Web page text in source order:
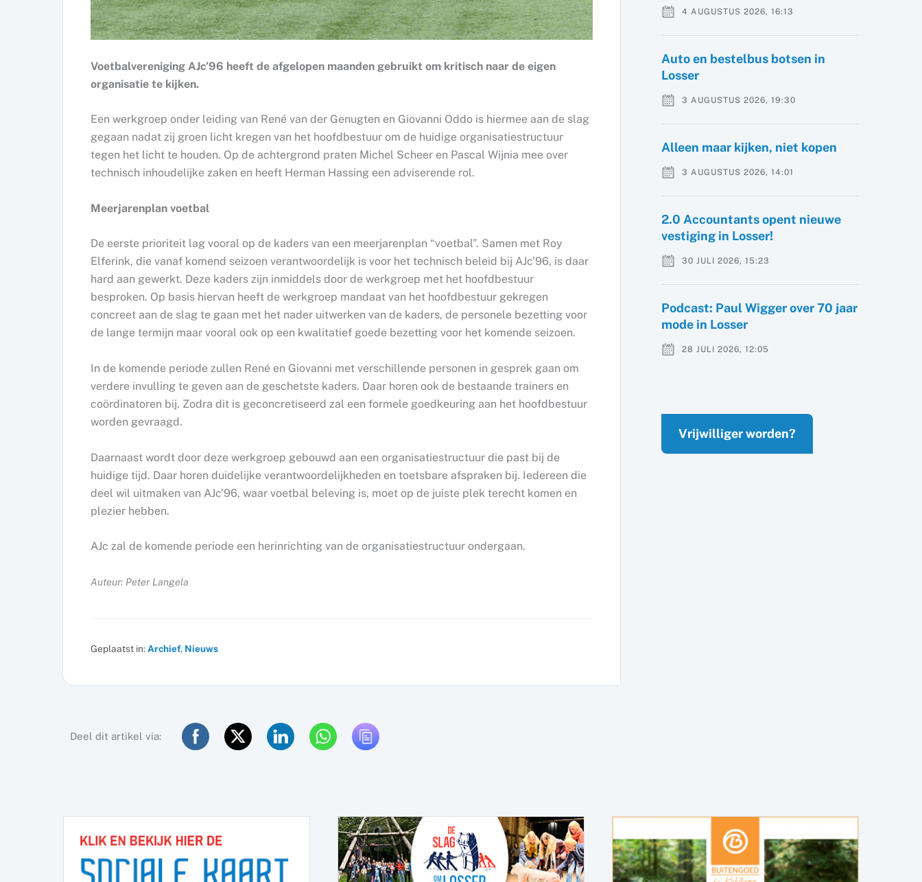
Voetbalvereniging AJc’96 heeft de afgelopen maanden gebruikt om kritisch naar de eigen
organisatie te kijken.
Een werkgroep onder leiding van René van der Genugten en Giovanni Oddo is hiermee aan de slag
gegaan nadat zij groen licht kregen van het hoofdbestuur om de huidige organisatiestructuur
tegen het licht te houden. Op de achtergrond praten Michel Scheer en Pascal Wijnia mee over
technisch inhoudelijke zaken en heeft Herman Hassing een adviserende rol.
Meerjarenplan voetbal
De eerste prioriteit lag vooral op de kaders van een meerjarenplan “voetbal”. Samen met Roy
Elferink, die vanaf komend seizoen verantwoordelijk is voor het technisch beleid bij AJc’96, is daar
hard aan gewerkt. Deze kaders zijn inmiddels door de werkgroep met het hoofdbestuur
besproken. Op basis hiervan heeft de werkgroep mandaat van het hoofdbestuur gekregen
concreet aan de slag te gaan met het nader uitwerken van de kaders, de personele bezetting voor
de lange termijn maar vooral ook op een kwalitatief goede bezetting voor het komende seizoen.
In de komende periode zullen René en Giovanni met verschillende personen in gesprek gaan om
verdere invulling te geven aan de geschetste kaders. Daar horen ook de bestaande trainers en
coördinatoren bij. Zodra dit is geconcretiseerd zal een formele goedkeuring aan het hoofdbestuur
worden gevraagd.
Daarnaast wordt door deze werkgroep gebouwd aan een organisatiestructuur die past bij de
huidige tijd. Daar horen duidelijke verantwoordelijkheden en toetsbare afspraken bij. Iedereen die
deel wil uitmaken van AJc’96, waar voetbal beleving is, moet op de juiste plek terecht komen en
plezier hebben.
AJc zal de komende periode een herinrichting van de organisatiestructuur ondergaan.
Auteur: Peter Langela
Geplaatst in: Archief, Nieuws
Deel dit artikel via:
4 AUGUSTUS 2026, 16:13
Auto en bestelbus botsen in
Losser
3 AUGUSTUS 2026, 19:30
Alleen maar kijken, niet kopen
3 AUGUSTUS 2026, 14:01
2.0 Accountants opent nieuwe
vestiging in Losser!
30 JULI 2026, 15:23
Podcast: Paul Wigger over 70 jaar
mode in Losser
28 JULI 2026, 12:05
Vrijwilliger worden?